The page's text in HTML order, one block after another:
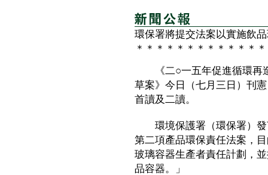
環保署將提交法案以實施飲
＊＊＊＊＊＊＊＊＊＊＊＊
《二○一五年促進循環再
草案》今日（七月三日）刊
首讀及二讀。
環境保護署（環保署）發
第二項產品環保責任法案，
玻璃容器生產者責任計劃，
品容器。」